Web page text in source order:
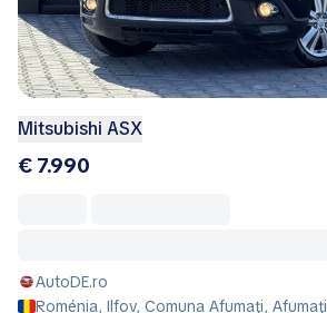
Mitsubishi ASX
€ 7.990
AutoDE.ro
Roménia, Ilfov, Comuna Afumaţi, Afumaţi